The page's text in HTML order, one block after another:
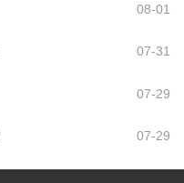
08-01
07-31
07-29
07-29